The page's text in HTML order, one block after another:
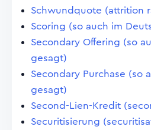
Schwundquote (attrition
Scoring (so auch im
Secondary Offering (so
gesagt)
Secondary Purchase (so
gesagt)
Second-Lien-Kredit
Securitisierung